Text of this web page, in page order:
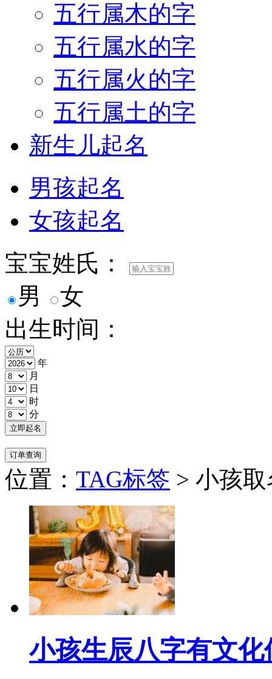
五行属木的字
五行属水的字
五行属火的字
五行属土的字
新生儿起名
男孩起名
女孩起名
宝宝姓氏：
男
女
出生时间：
年
月
日
时
分
位置： TAG标签 > 小孩
小孩生辰八字有文